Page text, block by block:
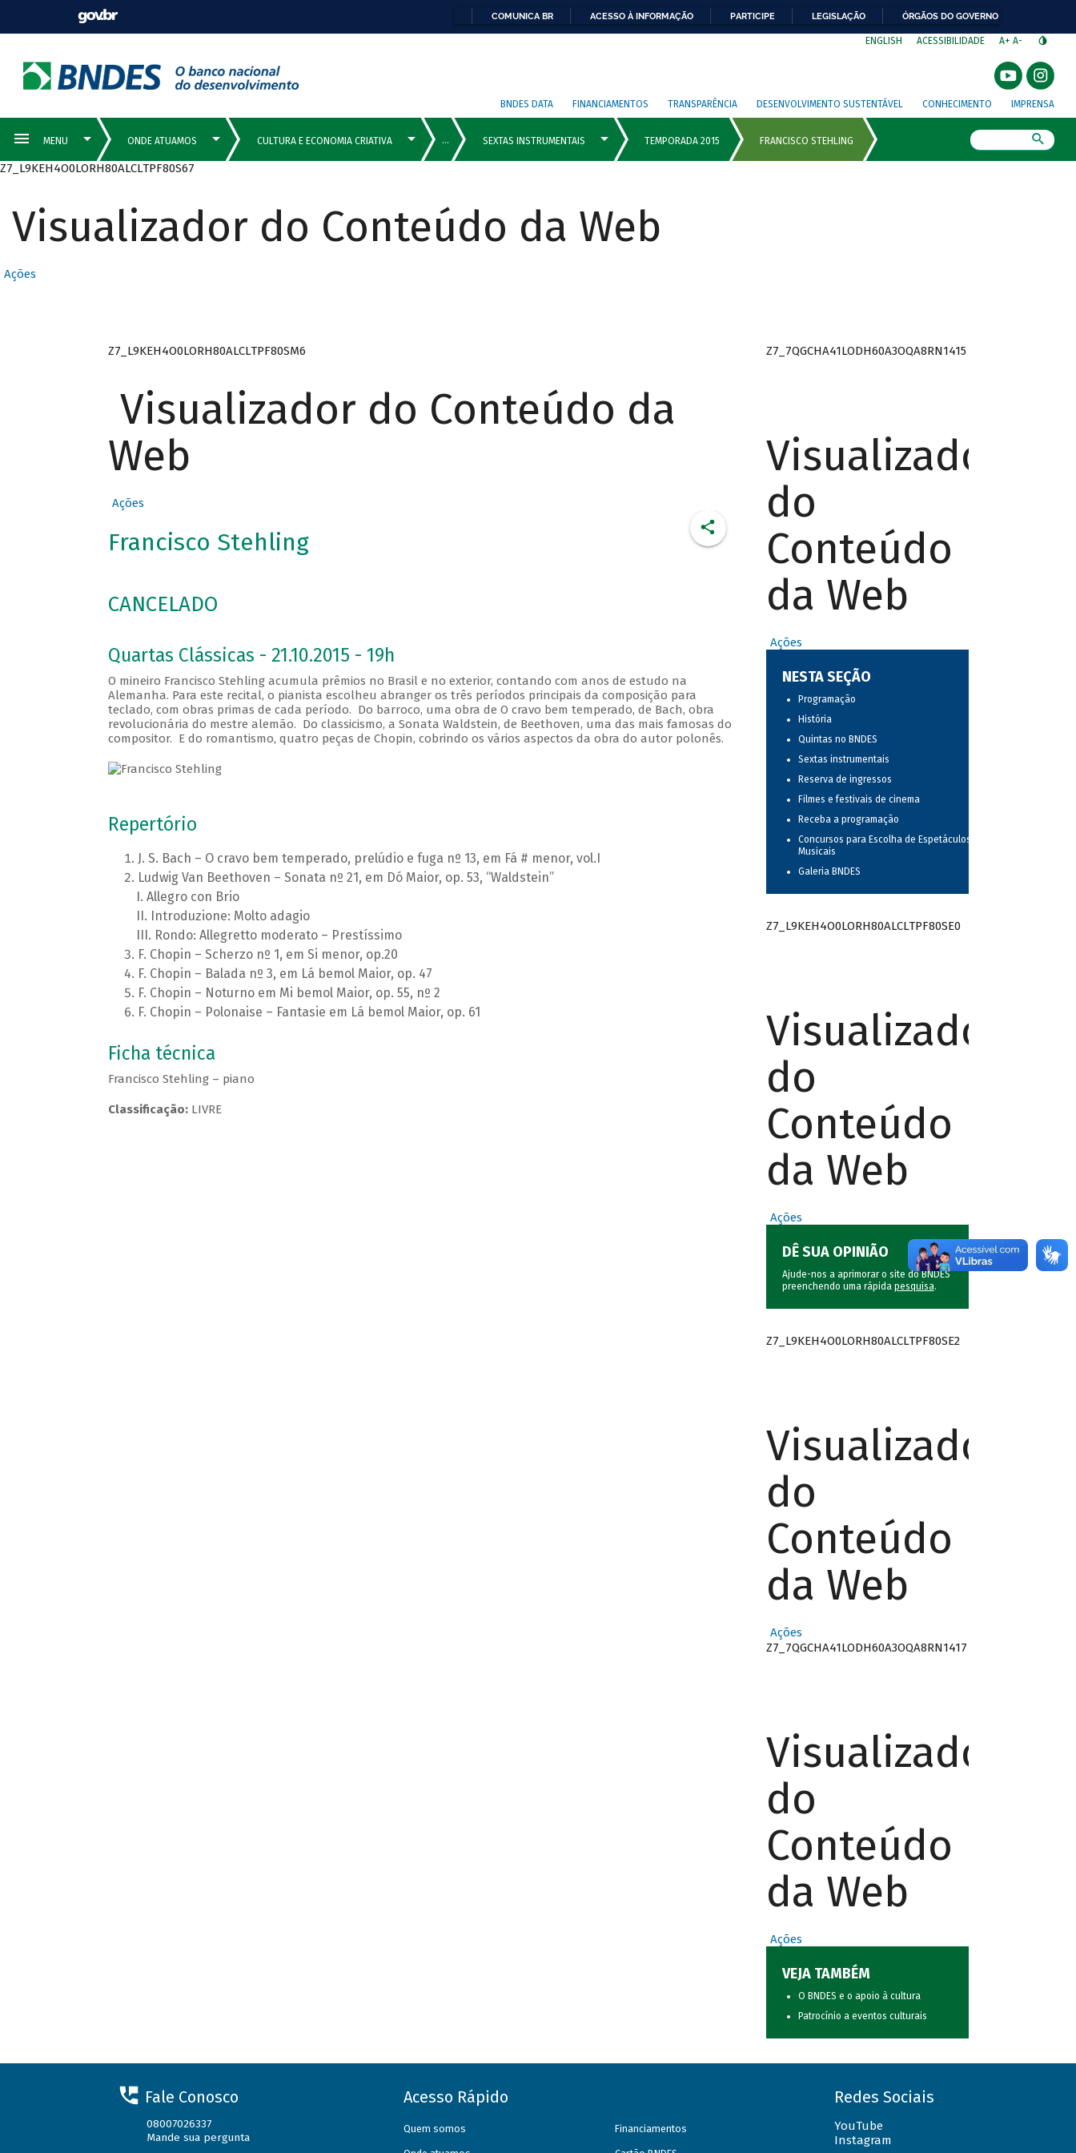
COMUNICA BR ACESSO À INFORMAÇÃO PARTICIPE LEGISLAÇÃO ÓRGÃOS DO GOVERNO
ENGLISH ACESSIBILIDADE A+ A-
BNDES DATA FINANCIAMENTOS TRANSPARÊNCIA DESENVOLVIMENTO SUSTENTÁVEL CONHECIMENTO IMPRENSA
Z7_L9KEH4O0LORH80ALCLTPF80S67
Visualizador do Conteúdo da Web
Ações
Z7_L9KEH4O0LORH80ALCLTPF80SM6
Visualizador do Conteúdo da
Web
Ações
Francisco Stehling
CANCELADO
Quartas Clássicas - 21.10.2015 - 19h
O mineiro Francisco Stehling acumula prêmios no Brasil e no exterior, contando com anos de estudo na
Alemanha. Para este recital, o pianista escolheu abranger os três períodos principais da composição para
teclado, com obras primas de cada período. Do barroco, uma obra de O cravo bem temperado, de Bach, obra
revolucionária do mestre alemão. Do classicismo, a Sonata Waldstein, de Beethoven, uma das mais famosas do
compositor. E do romantismo, quatro peças de Chopin, cobrindo os vários aspectos da obra do autor polonês.
Repertório
J. S. Bach – O cravo bem temperado, prelúdio e fuga nº 13, em Fá # menor, vol.I
Ludwig Van Beethoven – Sonata nº 21, em Dó Maior, op. 53, “Waldstein”
Allegro con Brio
Introduzione: Molto adagio
Rondo: Allegretto moderato – Prestíssimo
F. Chopin – Scherzo nº 1, em Si menor, op.20
F. Chopin – Balada nº 3, em Lá bemol Maior, op. 47
F. Chopin – Noturno em Mi bemol Maior, op. 55, nº 2
F. Chopin – Polonaise – Fantasie em Lá bemol Maior, op. 61
Ficha técnica
Francisco Stehling – piano
Classificação:LIVRE
Z7_7QGCHA41LODH60A3OQA8RN1415
Visualizador
do
Conteúdo
da Web
Ações
NESTA SEÇÃO
Programação
História
Quintas no BNDES
Sextas instrumentais
Reserva de ingressos
Filmes e festivais de cinema
Receba a programação
Concursos para Escolha de Espetáculos
Musicais
Galeria BNDES
Z7_L9KEH4O0LORH80ALCLTPF80SE0
Visualizador
do
Conteúdo
da Web
Ações
DÊ SUA OPINIÃO
Ajude-nos a aprimorar o site do BNDES
preenchendo uma rápida pesquisa.
Z7_L9KEH4O0LORH80ALCLTPF80SE2
Visualizador
do
Conteúdo
da Web
Ações
Z7_7QGCHA41LODH60A3OQA8RN1417
Visualizador
do
Conteúdo
da Web
Ações
VEJA TAMBÉM
O BNDES e o apoio à cultura
Patrocínio a eventos culturais
Fale Conosco
08007026337
Mande sua pergunta
Acesso Rápido
Quem somos Financiamentos
Redes Sociais
YouTube
Instagram